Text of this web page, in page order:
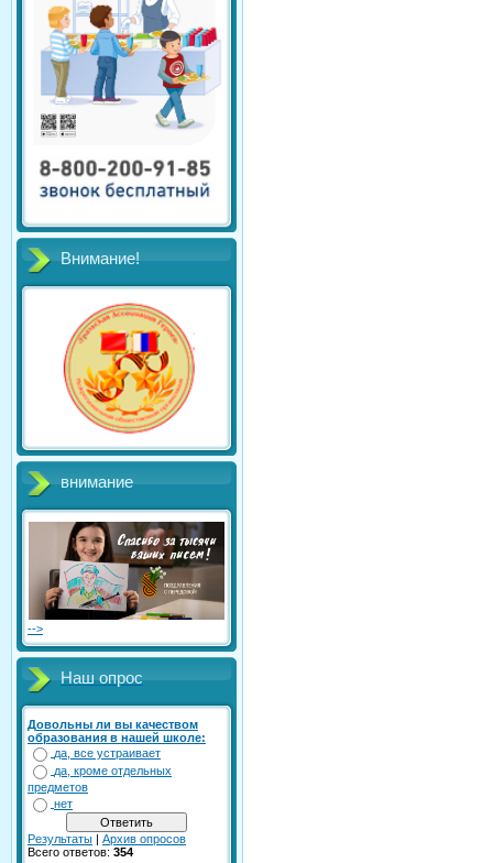
Внимание!
внимание
-->
Наш опрос
Довольны ли вы качеством
образования в нашей школе:
да, все устраивает
да, кроме отдельных
предметов
нет
Результаты | Архив опросов
Всего ответов: 354